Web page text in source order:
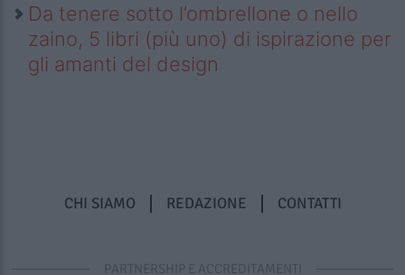
Da tenere sotto l’ombrellone o nello
zaino, 5 libri (più uno) di ispirazione per
gli amanti del design
CHI SIAMO REDAZIONE CONTATTI
PARTNERSHIP E ACCREDITAMENTI